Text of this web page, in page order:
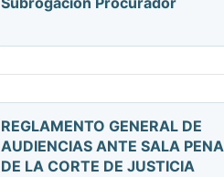
REGLAMENTO GENERAL DE
AUDIENCIAS ANTE SALA
DE LA CORTE DE JUSTICIA